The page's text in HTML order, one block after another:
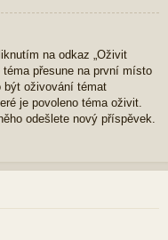
na odkaz „Oživit
přesune na první místo
být oživování témat
je povoleno téma oživit.
odešlete nový příspěvek.